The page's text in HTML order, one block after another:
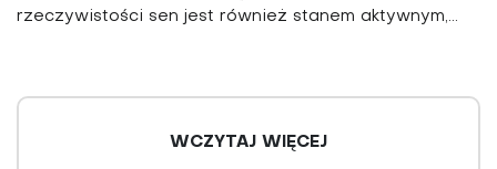
rze­czywistości sen jest również stanem aktywnym,...
WCZYTAJ WIĘCEJ